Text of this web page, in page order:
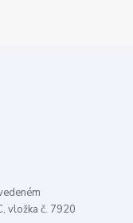
vložka č. 7920